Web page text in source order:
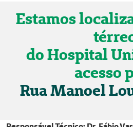
Estamos
do Hospital
acesso
Rua Manoel